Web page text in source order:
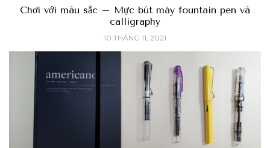
Chơi với màu sắc – Mực bút máy fountain pen và
calligraphy
10 THÁNG 11, 2021